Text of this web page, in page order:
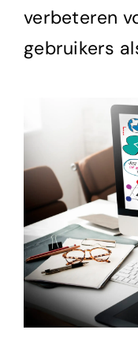
verbeteren
gebruikers